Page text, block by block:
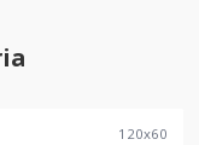
120x60